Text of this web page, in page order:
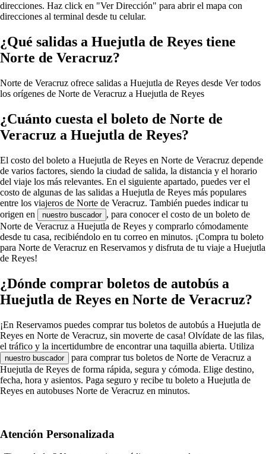
direcciones. Haz click en "Ver Dirección" para abrir el mapa con
direcciones al terminal desde tu celular.
¿Qué salidas a Huejutla de Reyes tiene
Norte de Veracruz?
Norte de Veracruz ofrece salidas a Huejutla de Reyes desde Ver todos
los orígenes de Norte de Veracruz a Huejutla de Reyes
¿Cuánto cuesta el boleto de Norte de
Veracruz a Huejutla de Reyes?
El costo del boleto a Huejutla de Reyes en Norte de Veracruz depende
de varios factores, siendo la ciudad de salida, la distancia y el horario
del viaje los más relevantes. En el siguiente apartado, puedes ver el
costo de algunas de las salidas a Huejutla de Reyes más populares
entre los viajeros de Norte de Veracruz. También puedes indicar tu
origen en
nuestro buscador , para conocer el costo de un boleto de
Norte de Veracruz a Huejutla de Reyes y comprarlo cómodamente
desde tu casa, recibiéndolo en tu correo en minutos. ¡Compra tu boleto
para Norte de Veracruz en Reservamos y disfruta de tu viaje a Huejutla
de Reyes!
¿Dónde comprar boletos de autobús a
Huejutla de Reyes en Norte de Veracruz?
¡En Reservamos puedes comprar tus boletos de autobús a Huejutla de
Reyes en Norte de Veracruz, sin moverte de casa! Olvídate de las filas,
el tráfico y la incertidumbre de encontrar una taquilla abierta. Utiliza
nuestro buscador
para comprar tus boletos de Norte de Veracruz a
Huejutla de Reyes de forma rápida, segura y cómoda. Elige destino,
fecha, hora y asientos. Paga seguro y recibe tu boleto a Huejutla de
Reyes en autobuses Norte de Veracruz en minutos.
Atención Personalizada